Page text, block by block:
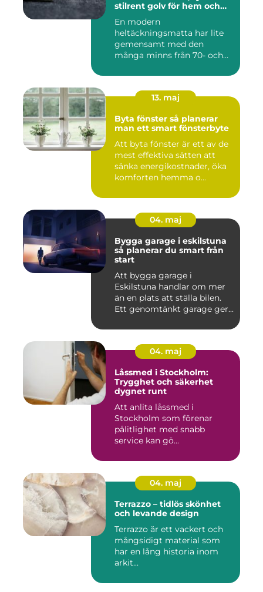
stilrent golv för hem och
En modern
heltäckningsmatta har lite
gemensamt med den
många minns från 70- och
13. maj
Byta fönster så planerar
man ett smart fönsterbyte
Att byta fönster är ett av de
mest effektiva sätten att
sänka energikostnader, öka
komforten hemma o...
04. maj
Bygga garage i eskilstuna
så planerar du smart från
start
Att bygga garage i
Eskilstuna handlar om mer
än en plats att ställa bilen.
Ett genomtänkt garage ger...
04. maj
Låssmed i Stockholm:
Trygghet och säkerhet
dygnet runt
Att anlita låssmed i
Stockholm som förenar
pålitlighet med snabb
service kan gö...
04. maj
Terrazzo – tidlös skönhet
och levande design
Terrazzo är ett vackert och
mångsidigt material som
har en lång historia inom
arkit...